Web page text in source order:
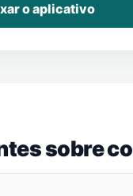
o aplicativo
sobre